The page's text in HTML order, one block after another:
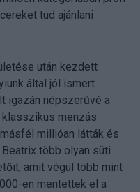
tud ajánlani
után kezdett
által jól ismert
igazán népszerűvé a
klasszikus menzás
millióan látták és
több olyan süti
amit végül több mint
en mentettek el a